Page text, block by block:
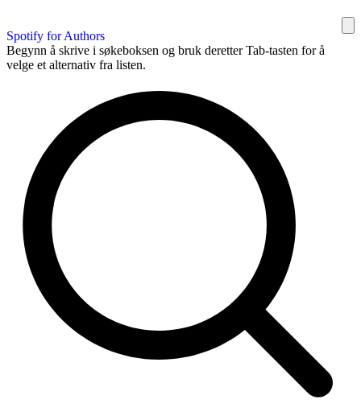
Spotify for Authors
Begynn å skrive i søkeboksen og bruk deretter Tab-tasten for å
velge et alternativ fra listen.